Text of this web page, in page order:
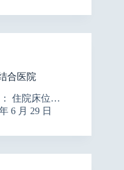
合医院
住院床位…
6 月 29 日